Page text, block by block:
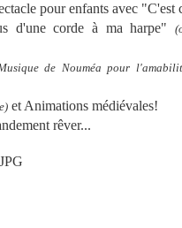
pour enfants avec "C'est
d'une corde à ma harpe"
de Nouméa pour
et Animations médiévales!
rêver...